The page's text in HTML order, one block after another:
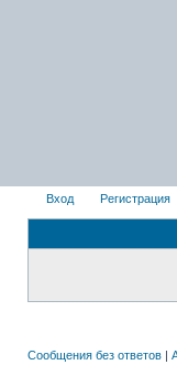
Вход Регистрация
Сообщения без ответов |